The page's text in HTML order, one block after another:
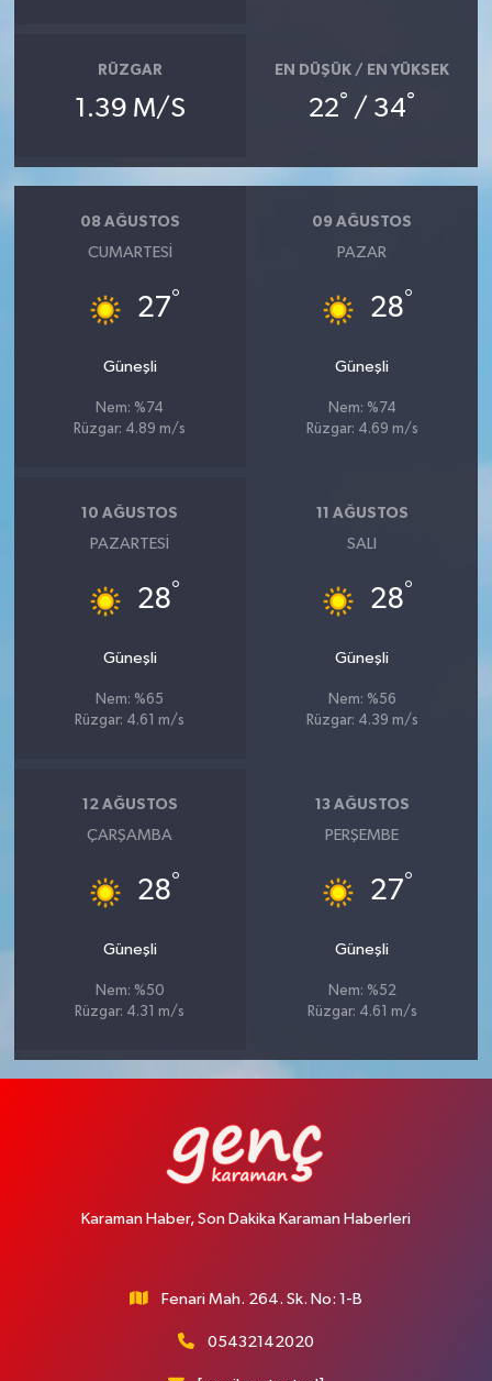
RÜZGAR
1.39 M/S
EN DÜŞÜK / EN YÜKSEK
22° / 34°
08 AĞUSTOS
CUMARTESI
27°
Güneşli
Nem: %74
Rüzgar: 4.89 m/s
09 AĞUSTOS
PAZAR
28°
Güneşli
Nem: %74
Rüzgar: 4.69 m/s
10 AĞUSTOS
PAZARTESI
28°
Güneşli
Nem: %65
Rüzgar: 4.61 m/s
11 AĞUSTOS
SALI
28°
Güneşli
Nem: %56
Rüzgar: 4.39 m/s
12 AĞUSTOS
ÇARŞAMBA
28°
Güneşli
Nem: %50
Rüzgar: 4.31 m/s
13 AĞUSTOS
PERŞEMBE
27°
Güneşli
Nem: %52
Rüzgar: 4.61 m/s
Karaman Haber, Son Dakika Karaman Haberleri
Fenari Mah. 264. Sk. No: 1-B
05432142020